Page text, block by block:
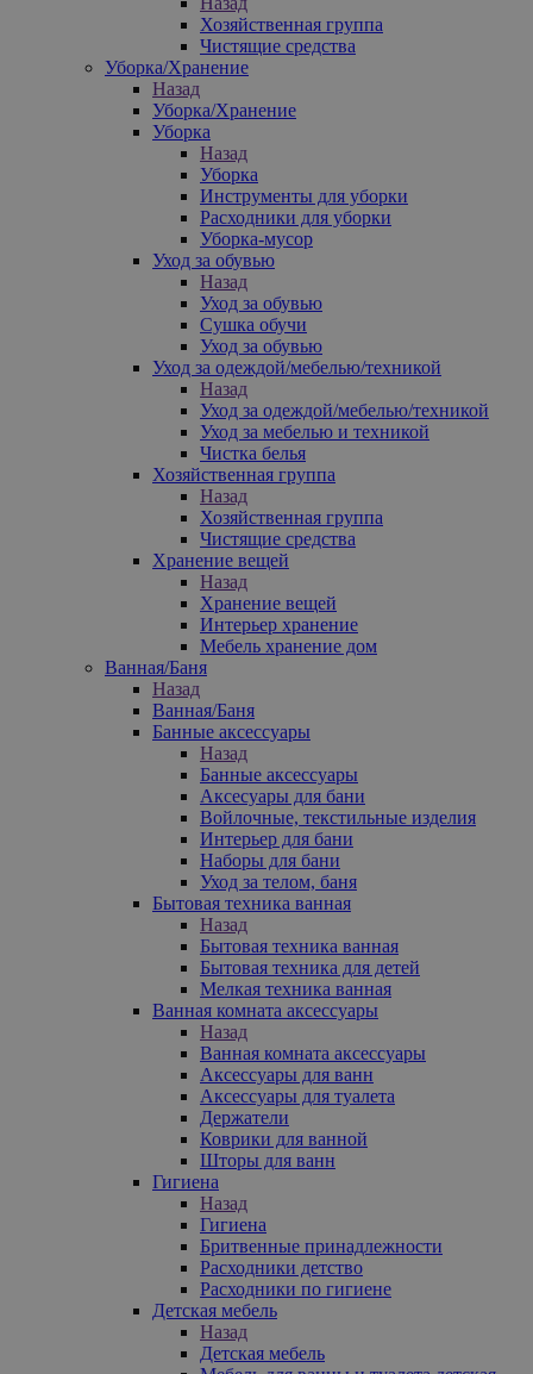
Хозяйственная группа
Чистящие средства
Уборка/Хранение
Назад
Уборка/Хранение
Уборка
Назад
Уборка
Инструменты для уборки
Расходники для уборки
Уборка-мусор
Уход за обувью
Назад
Уход за обувью
Сушка обучи
Уход за обувью
Уход за одеждой/мебелью/техникой
Назад
Уход за одеждой/мебелью/техникой
Уход за мебелью и техникой
Чистка белья
Хозяйственная группа
Назад
Хозяйственная группа
Чистящие средства
Хранение вещей
Назад
Хранение вещей
Интерьер хранение
Мебель хранение дом
Ванная/Баня
Назад
Ванная/Баня
Банные аксессуары
Назад
Банные аксессуары
Аксесуары для бани
Войлочные, текстильные изделия
Интерьер для бани
Наборы для бани
Уход за телом, баня
Бытовая техника ванная
Назад
Бытовая техника ванная
Бытовая техника для детей
Мелкая техника ванная
Ванная комната аксессуары
Назад
Ванная комната аксессуары
Аксессуары для ванн
Аксессуары для туалета
Держатели
Коврики для ванной
Шторы для ванн
Гигиена
Назад
Гигиена
Бритвенные принадлежности
Расходники детство
Расходники по гигиене
Детская мебель
Назад
Детская мебель